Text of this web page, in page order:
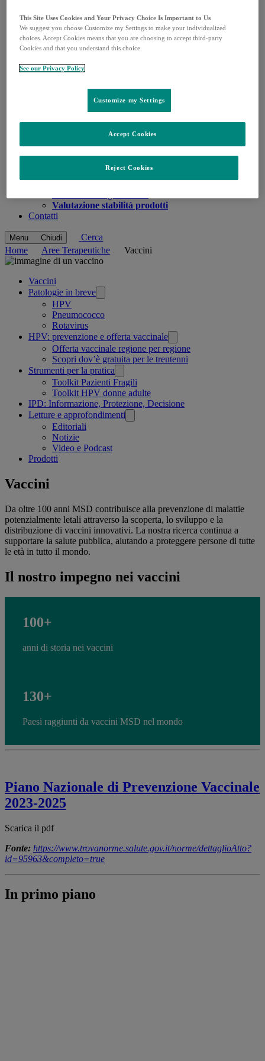
Video
Podcast
Per Te
I più popolari
Atlante Anatomico 3D
BiomarkIT
Biomarker Image Bank
Richiesta Articolo
Richiedi Contatto ISF
CustomerLink
submenu
Richiesta articolo
Ricerca bibliografica
Valutazione stabilità prodotti
Contatti
Menu Chiudi
Cerca
Home
Aree Terapeutiche Vaccini
Related
pages
Vaccini
Patologie in breve
HPV
Pneumococco
Rotavirus
HPV: prevenzione e offerta vaccinale
Offerta vaccinale regione per regione
Scopri dov’è gratuita per le trentenni
Strumenti per la pratica
Toolkit Pazienti Fragili
Toolkit HPV donne adulte
IPD: Informazione, Protezione, Decisione
Letture e approfondimenti
Editoriali
Notizie
Video e Podcast
Prodotti
Vaccini
Da oltre 100 anni MSD contribuisce alla prevenzione di malattie
potenzialmente letali attraverso la scoperta, lo sviluppo e la
distribuzione di vaccini innovativi. La nostra ricerca continua a
supportare la salute pubblica, aiutando a proteggere persone di tutte
le età in tutto il mondo.
Il nostro impegno nei vaccini
100+
anni di storia nei vaccini
130+
Paesi raggiunti da vaccini MSD nel mondo
Piano Nazionale di Prevenzione Vaccinale
2023-2025
Scarica il pdf
Fonte: https://www.trovanorme.salute.gov.it/norme/dettaglioAtto?
id=95963&completo=true
In primo piano
This Site Uses Cookies and Your Privacy Choice Is Important to Us
We suggest you choose Customize my Settings to make your individualized
choices. Accept Cookies means that you are choosing to accept third-party
Cookies and that you understand this choice.
See our Privacy Policy
Customize my Settings
Reject Cookies
Accept Cookies